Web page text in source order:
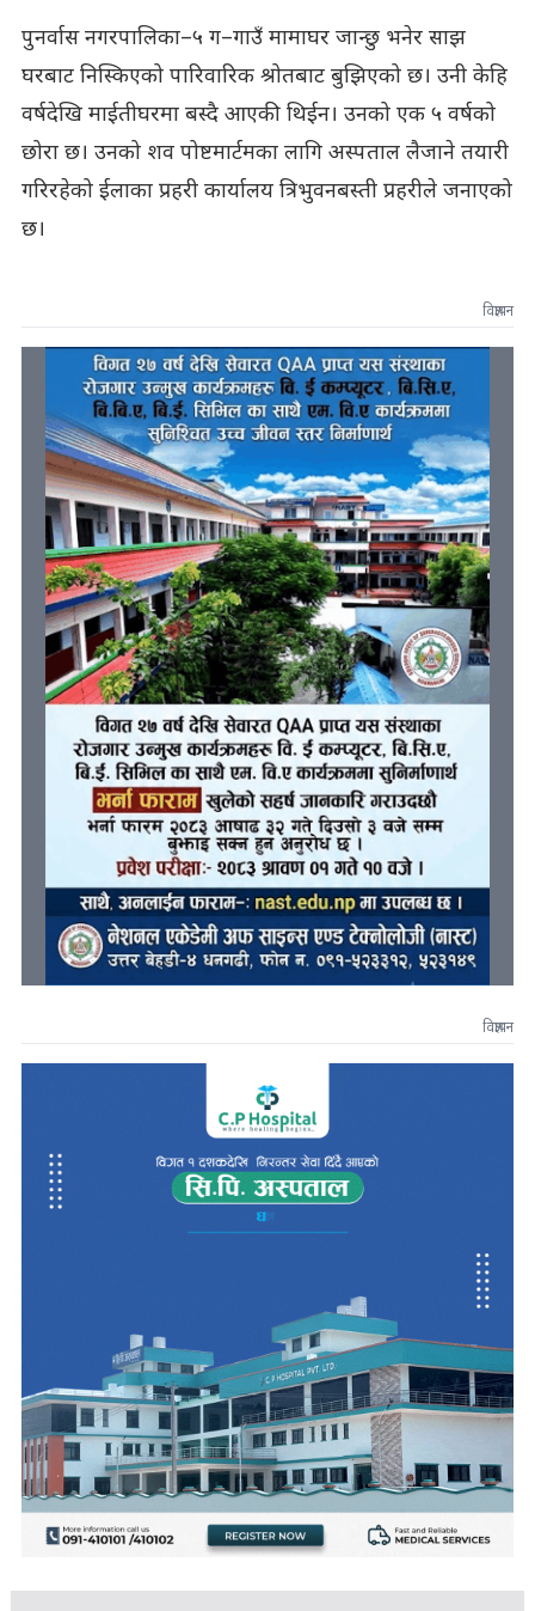
पुनर्वास नगरपालिका–५ ग–गाउँ मामाघर जान्छु भनेर साझ
घरबाट निस्किएको पारिवारिक श्रोतबाट बुझिएको छ। उनी केहि
वर्षदेखि माईतीघरमा बस्दै आएकी थिईन। उनको एक ५ वर्षको
छोरा छ। उनको शव पोष्टमार्टमका लागि अस्पताल लैजाने तयारी
गरिरहेको ईलाका प्रहरी कार्यालय त्रिभुवनबस्ती प्रहरीले जनाएको
छ।
विज्ञापन
विज्ञापन